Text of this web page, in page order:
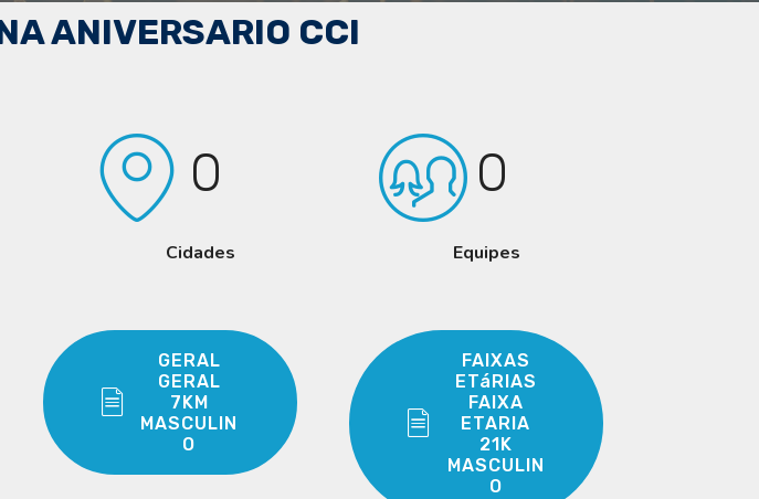
ANIVERSARIO CCI
0
Cidades
0
Equipes
GERAL
GERAL
7KM
MASCULIN
O
FAIXAS
ETáRIAS
FAIXA
ETARIA
21K
MASCULIN
O